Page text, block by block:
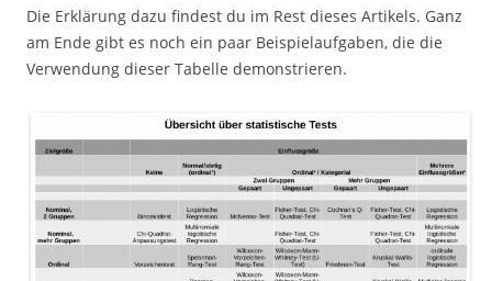
Die Erklärung dazu findest du im Rest dieses Artikels. Ganz
am Ende gibt es noch ein paar Beispielaufgaben, die die
Verwendung dieser Tabelle demonstrieren.